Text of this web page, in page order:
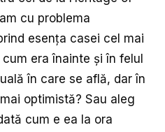
cu problema
esența casei cel mai
era înainte și în felul
în care se află, dar în
optimistă? Sau aleg
cum e ea la ora